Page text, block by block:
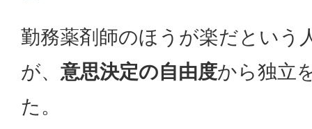
勤務薬剤師のほうが楽だという
が、 意思決定の自由度から独立
た。